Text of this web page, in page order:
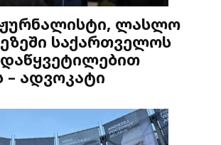
ლასლო
საქართველოს
– ადვოკატი